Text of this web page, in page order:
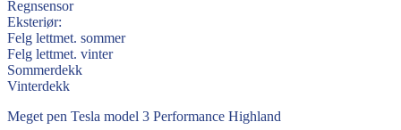
Regnsensor
Eksteriør:
Felg lettmet. sommer
Felg lettmet. vinter
Sommerdekk
Vinterdekk
Meget pen Tesla model 3 Performance Highland